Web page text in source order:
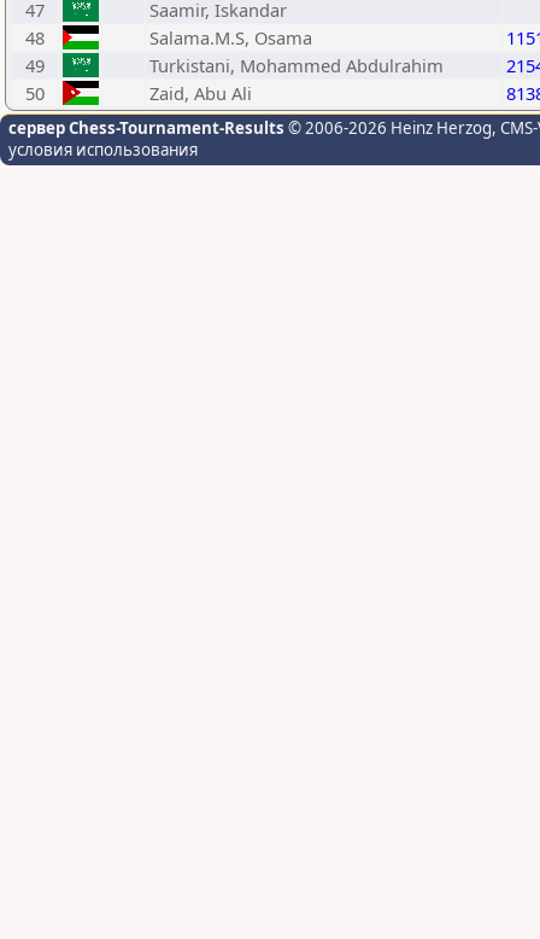
47
Saamir, Iskandar
48
Salama.M.S, Osama
49
Turkistani, Mohammed Abdulrahim
50
Zaid, Abu Ali
сервер Chess-Tournament-Results © 2006-2026 Heinz Herzog,
условия использования